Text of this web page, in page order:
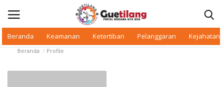
Beranda Keamanan Ketertiban Pelanggaran Kejahatan
Beranda Profile